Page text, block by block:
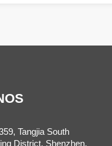
Tangjia South
District, Shenzhen,